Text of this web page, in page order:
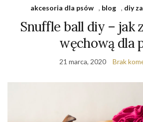
akcesoria dla psów , blog , diy
Snuffle ball diy – jak
węchową dla
21 marca, 2020 Brak